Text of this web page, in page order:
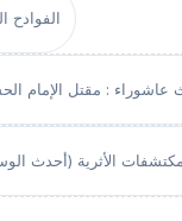
الفوادح
عاشوراء : مقتل الإمام
الأثرية (أحدث